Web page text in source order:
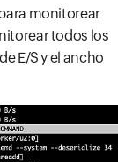
monitorear
todos los
E/S y el ancho